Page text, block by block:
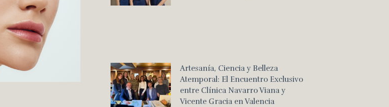
Artesanía, Ciencia y Belleza
Atemporal: El Encuentro Exclusivo
entre Clínica Navarro Viana y
Vicente Gracia en Valencia